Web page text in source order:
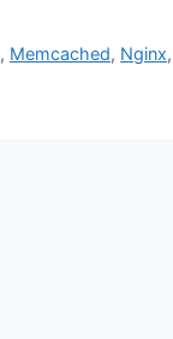
, Memcached, Nginx,